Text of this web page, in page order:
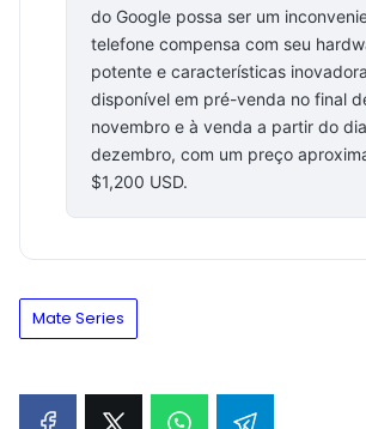
do Google possa ser um
telefone compensa com seu
potente e características
disponível em pré-venda no final
novembro e à venda a partir do
dezembro, com um preço
$1,200 USD.
Mate Series